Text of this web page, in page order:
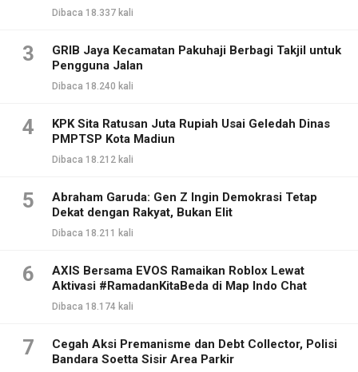
Dibaca 18.337 kali
3
GRIB Jaya Kecamatan Pakuhaji Berbagi Takjil untuk
Pengguna Jalan
Dibaca 18.240 kali
4
KPK Sita Ratusan Juta Rupiah Usai Geledah Dinas
PMPTSP Kota Madiun
Dibaca 18.212 kali
5
Abraham Garuda: Gen Z Ingin Demokrasi Tetap
Dekat dengan Rakyat, Bukan Elit
Dibaca 18.211 kali
6
AXIS Bersama EVOS Ramaikan Roblox Lewat
Aktivasi #RamadanKitaBeda di Map Indo Chat
Dibaca 18.174 kali
7
Cegah Aksi Premanisme dan Debt Collector, Polisi
Bandara Soetta Sisir Area Parkir